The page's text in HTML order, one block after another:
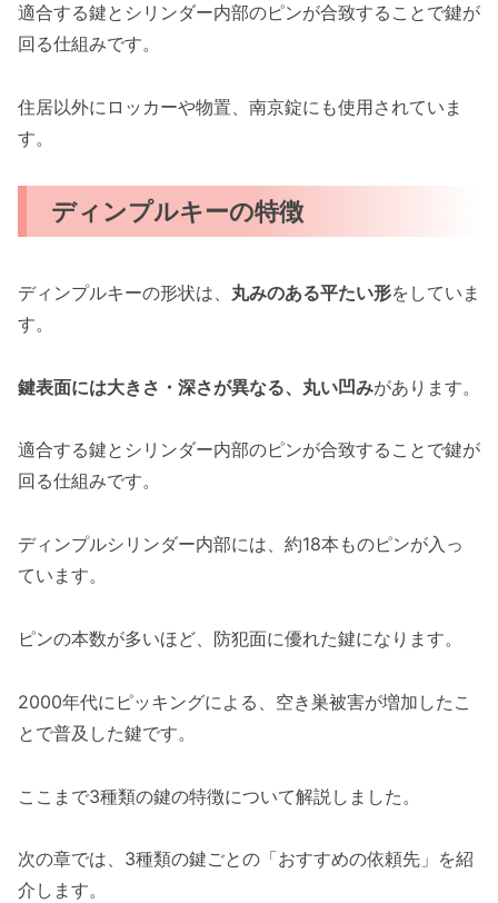
適合する鍵とシリンダー内部のピンが合致することで鍵が
回る仕組みです。
住居以外にロッカーや物置、南京錠にも使用されていま
す。
ディンプルキーの特徴
ディンプルキーの形状は、 丸みのある平たい形をしていま
す。
鍵表面には大きさ・深さが異なる、丸い凹みがあります。
適合する鍵とシリンダー内部のピンが合致することで鍵が
回る仕組みです。
ディンプルシリンダー内部には、約18本ものピンが入っ
ています。
ピンの本数が多いほど、防犯面に優れた鍵になります。
2000年代にピッキングによる、空き巣被害が増加したこ
とで普及した鍵です。
ここまで3種類の鍵の特徴について解説しました。
次の章では、3種類の鍵ごとの「おすすめの依頼先」を紹
介します。